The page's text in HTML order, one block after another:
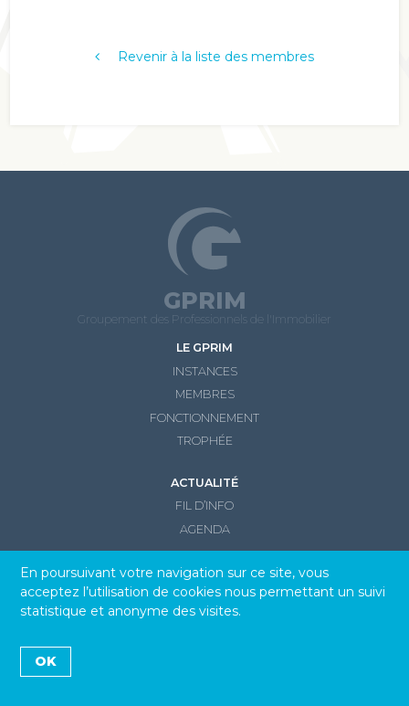
Revenir à la liste des membres
GPRIM
Groupement des Professionnels de l'Immobilier
LE GPRIM
INSTANCES
MEMBRES
FONCTIONNEMENT
TROPHÉE
ACTUALITÉ
FIL D’INFO
AGENDA
CONTACT
© GPRIM 2026
En poursuivant votre navigation sur ce site, vous
acceptez l’utilisation de cookies nous permettant un suivi
statistique et anonyme des visites.
OK